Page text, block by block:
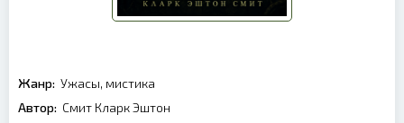
Жанр: Ужасы, мистика
Автор: Смит Кларк Эштон